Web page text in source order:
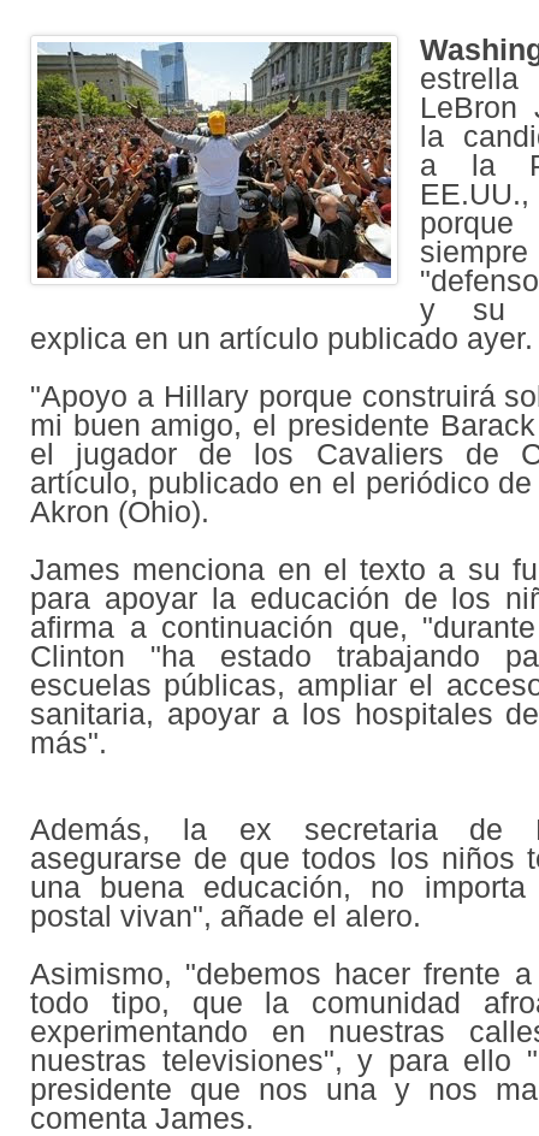
LeBron
la
a la
porque
y su
explica en un artículo publicado ayer.
"Apoyo a Hillary porque construirá
mi buen amigo, el presidente
el jugador de los Cavaliers de
artículo, publicado en el periódico
Akron (Ohio).
James menciona en el texto a su
para apoyar la educación de los
afirma a continuación que,
Clinton "ha estado trabajando
escuelas públicas, ampliar el
sanitaria, apoyar a los hospitales
más".
Además, la ex secretaria de
asegurarse de que todos los niños
una buena educación, no
postal vivan", añade el alero.
Asimismo, "debemos hacer frente
todo tipo, que la comunidad
experimentando en nuestras
nuestras televisiones", y para ello
presidente que nos una y nos
comenta James.